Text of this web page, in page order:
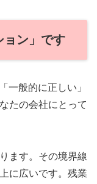
ョン」です
一般的に正しい」
たの会社にとって
ます。その境界線
に広いです。残業